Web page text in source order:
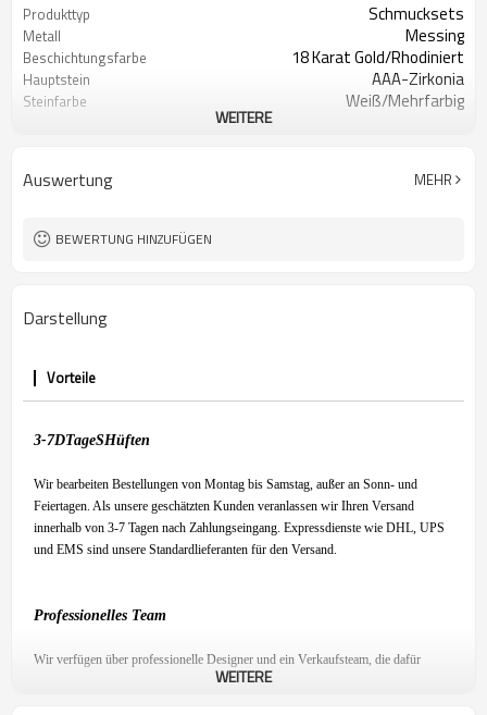
Produkttyp Schmucksets
Metall Messing
Beschichtungsfarbe 18 Karat Gold/Rhodiniert
Hauptstein AAA-Zirkonia
Steinfarbe Weiß/Mehrfarbig
WEITERE
Auswertung MEHR
BEWERTUNG HINZUFÜGEN
Darstellung
Vorteile
3-7DTageSHüften
Wir bearbeiten Bestellungen von Montag bis Samstag, außer an Sonn- und
Feiertagen. Als unsere geschätzten Kunden veranlassen wir Ihren Versand
innerhalb von 3-7 Tagen nach Zahlungseingang. Expressdienste wie DHL, UPS
und EMS sind unsere Standardlieferanten für den Versand.
Professionelles Team
Wir verfügen über professionelle Designer und ein Verkaufsteam, die dafür
sorgen, dass Sie mit unserem Produkt zufrieden sind und ein angenehmes
WEITERE